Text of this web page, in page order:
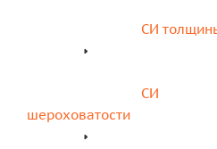
СИ
СИ
шероховатости